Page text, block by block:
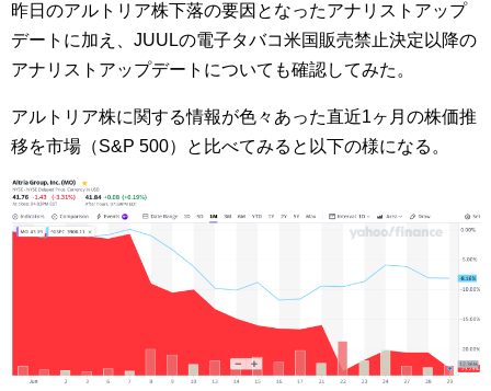
昨日のアルトリア株下落の要因となったアナリストアップ
デートに加え、JUULの電子タバコ米国販売禁止決定以降の
アナリストアップデートについても確認してみた。
アルトリア株に関する情報が色々あった直近1ヶ月の株価推
移を市場（S&P 500）と比べてみると以下の様になる。